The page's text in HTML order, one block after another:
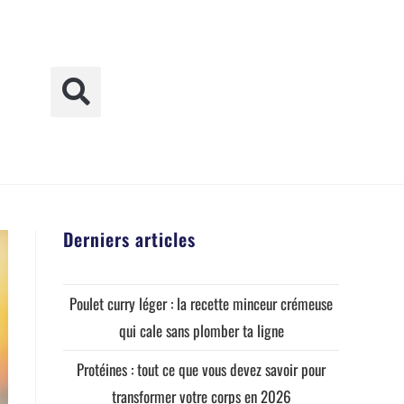
Derniers articles
Poulet curry léger : la recette minceur crémeuse
qui cale sans plomber ta ligne
Protéines : tout ce que vous devez savoir pour
transformer votre corps en 2026